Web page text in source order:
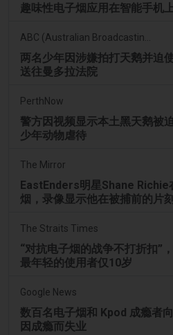
趣味性电子烟应用在智能手机
两名少年因涉嫌拍打天鹅并迫
送往曼多拉法院
PerthNow
警方因视频显示本土黑天鹅被
少年动物虐待
The Mirror
EastEnders明星Shane Richie
烟，录像显示他在被捕前的片刻
The Straits Times
“对抗电子烟的战争不打折扣”
最年轻的使用者仅10岁
Google News
数百名电子烟和 Kpod 成瘾者
因成瘾而失业